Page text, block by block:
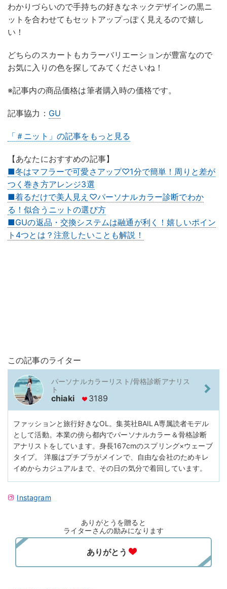
わかりづらいので手持ちの好きなネックデザインの黒ニ
ットを合わせてもセットアップっぽく見えるので嬉し
い！
どちらのスカートもカラーバリエーションが豊富なので
お気に入りの色を探してみてくださいね！
※記事内の商品価格は筆者購入時の価格です。
記事協力： GU
「＃ニット」の記事をもっと見る
【あなたにおすすめの記事】
■冬はマフラーで可愛さアップ♡1分で簡単！周りと差が
つく巻き方アレンジ3選
■着るだけで美人見え♡パーソナルカラー診断でわか
る！似合うニットの選び方
■GUの返品・交換システムは融通が利く！嬉しいポイン
ト4つとは？注意したいことも解説！
この記事のライター
パーソナルカラーリスト/骨格診断アナリス
ト
chiaki 3189
ファッションと旅行好きなOL。集英社BAILA専属読者モデル
として活動。本業の傍ら都内でパーソナルカラー＆骨格診断
アナリストをしています。身長167cmのスプリング×ウェーブ
タイプ。 洋服はプチプラがメインで、自由な会社のためキレ
イめからカジュアルまで、その日の気分で着回しています。
Instagram
ありがとうを贈ると
ライターさんの励みになります